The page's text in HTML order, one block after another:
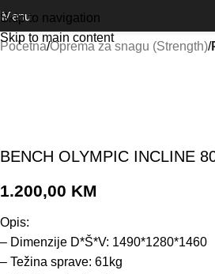
Skip to navigation
Skip to main content
Outlet
Menu
Početna Oprema za snagu (Strength)
BENCH OLYMPIC INCLINE
1.200,00 KM
Opis:
– Dimenzije D*Š*V: 1490*1280*1460
– Težina sprave: 61kg